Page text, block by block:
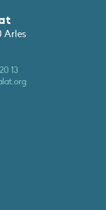
Arles
13